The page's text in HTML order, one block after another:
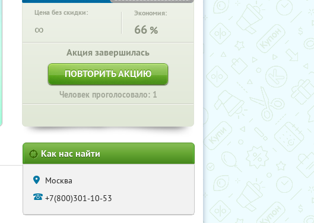
Цена без скидки:
∞
Экономия:
66 %
Акция завершилась
ПОВТОРИТЬ АКЦИЮ
Человек проголосовало: 1
Как нас найти
Москва
+7(800)301-10-53